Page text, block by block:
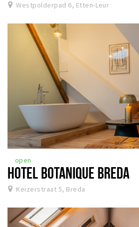
Westpolderpad 6, Etten-Leur
open
HOTEL BOTANIQUE BREDA
Keizerstraat 5, Breda